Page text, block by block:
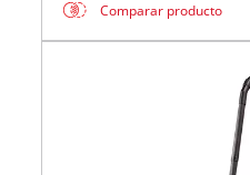
Comparar producto